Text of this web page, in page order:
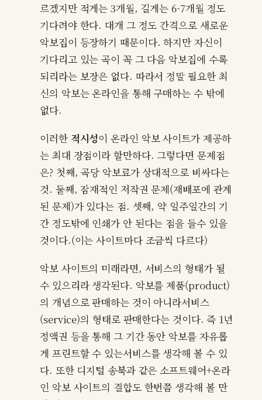
르겠지만 적게는 3개월, 길게는 6-7개월 정도
기다려야 한다. 대개 그 정도 간격으로 새로운
악보집이 등장하기 때문이다. 하지만 자신이
기다리고 있는 곡이 꼭 그 다음 악보집에 수록
되리라는 보장은 없다. 따라서 정말 필요한 최
신의 악보는 온라인을 통해 구매하는 수 밖에
없다.
이러한 적시성이 온라인 악보 사이트가 제공하
는 최대 장점이라 할만하다. 그렇다면 문제점
은? 첫째, 곡당 악보료가 상대적으로 비싸다는
것. 둘째, 잠재적인 저작권 문제(재배포에 관계
된 문제)가 있다는 점. 셋째, 약 일주일간의 기
간 정도밖에 인쇄가 안 된다는 점을 들수 있을
것이다.(이는 사이트마다 조금씩 다르다)
악보 사이트의 미래라면, 서비스의 형태가 될
수 있으리라 생각된다. 악보를 제품(product)
의 개념으로 판매하는 것이 아니라서비스
(service)의 형태로 판매한다는 것이다. 즉 1년
정액권 등을 통해 그 기간 동안 악보를 자유롭
게 프린트할 수 있는서비스를 생각해 볼 수 있
다. 또한 디지털 송북과 같은 소프트웨어+온라
인 악보 사이트의 결합도 한번쯤 생각해 볼 만